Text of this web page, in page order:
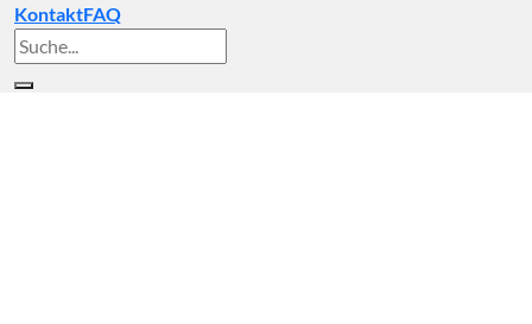
KontaktFAQ
Suche
nach: